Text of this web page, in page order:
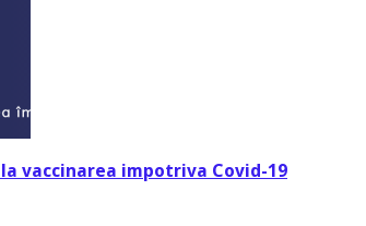
vaccinarea impotriva Covid-19